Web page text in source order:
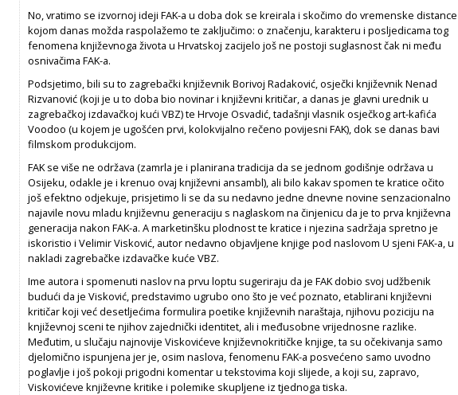
No, vratimo se izvornoj ideji FAK-a u doba dok se kreirala i skočimo do vremenske distance
kojom danas možda raspolažemo te zaključimo: o značenju, karakteru i posljedicama tog
fenomena književnoga života u Hrvatskoj zacijelo još ne postoji suglasnost čak ni među
osnivačima FAK-a.
Podsjetimo, bili su to zagrebački književnik Borivoj Radaković, osječki književnik Nenad
Rizvanović (koji je u to doba bio novinar i književni kritičar, a danas je glavni urednik u
zagrebačkoj izdavačkoj kući VBZ) te Hrvoje Osvadić, tadašnji vlasnik osječkog art-kafića
Voodoo (u kojem je ugošćen prvi, kolokvijalno rečeno povijesni FAK), dok se danas bavi
filmskom produkcijom.
FAK se više ne održava (zamrla je i planirana tradicija da se jednom godišnje održava u
Osijeku, odakle je i krenuo ovaj književni ansambl), ali bilo kakav spomen te kratice očito
još efektno odjekuje, prisjetimo li se da su nedavno jedne dnevne novine senzacionalno
najavile novu mladu književnu generaciju s naglaskom na činjenicu da je to prva književna
generacija nakon FAK-a. A marketinšku plodnost te kratice i njezina sadržaja spretno je
iskoristio i Velimir Visković, autor nedavno objavljene knjige pod naslovom U sjeni FAK-a, u
nakladi zagrebačke izdavačke kuće VBZ.
Ime autora i spomenuti naslov na prvu loptu sugeriraju da je FAK dobio svoj udžbenik
budući da je Visković, predstavimo ugrubo ono što je već poznato, etablirani književni
kritičar koji već desetljećima formulira poetike književnih naraštaja, njihovu poziciju na
književnoj sceni te njihov zajednički identitet, ali i međusobne vrijednosne razlike.
Međutim, u slučaju najnovije Viskovićeve književnokritičke knjige, ta su očekivanja samo
djelomično ispunjena jer je, osim naslova, fenomenu FAK-a posvećeno samo uvodno
poglavlje i još pokoji prigodni komentar u tekstovima koji slijede, a koji su, zapravo,
Viskovićeve književne kritike i polemike skupljene iz tjednoga tiska.